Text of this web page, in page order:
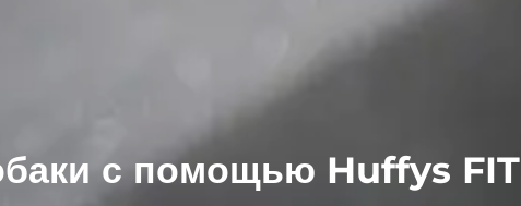
с помощью Huffys FIT